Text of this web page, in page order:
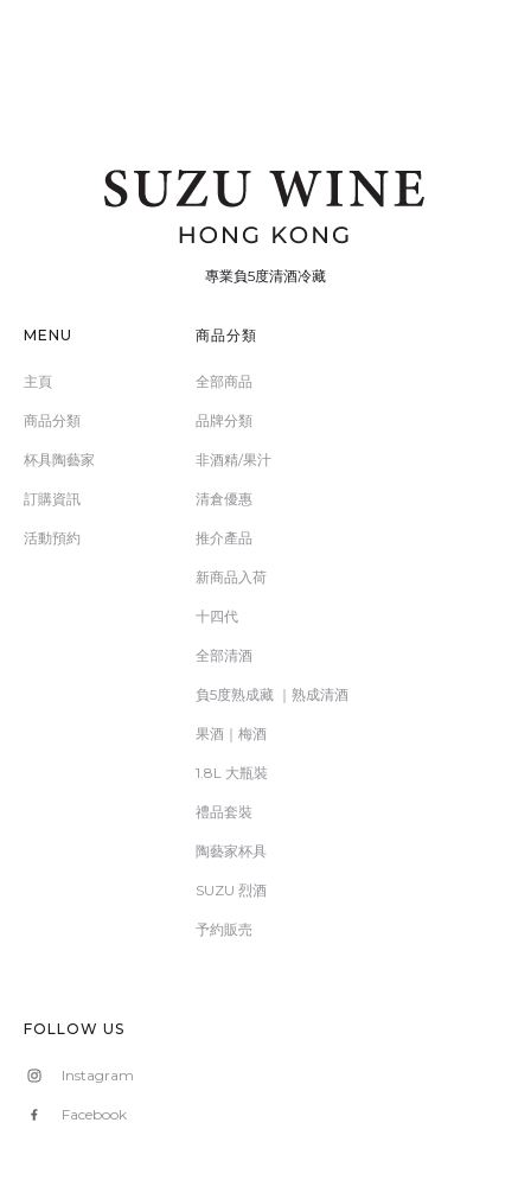
專業負5度清酒冷藏
MENU
主頁
商品分類
杯具陶藝家
訂購資訊
活動預約
商品分類
全部商品
品牌分類
非酒精/果汁
清倉優惠
推介產品
新商品入荷
十四代
全部清酒
負5度熟成藏 ｜熟成清酒
果酒｜梅酒
1.8L 大瓶裝
禮品套裝
陶藝家杯具
SUZU 烈酒
予約販売
FOLLOW US
Instagram
Facebook